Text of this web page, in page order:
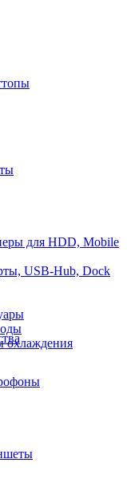
для HDD, Mobile
USB-Hub, Dock
охлаждения